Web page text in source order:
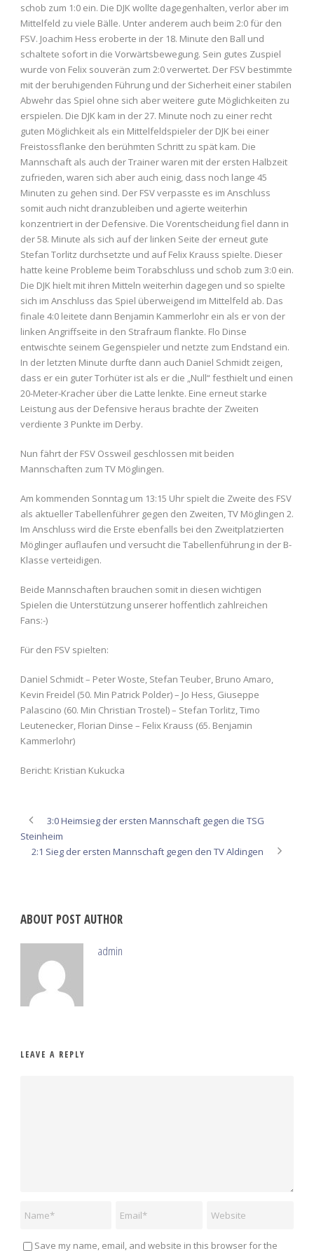
schob zum 1:0 ein. Die DJK wollte dagegenhalten, verlor aber im
Mittelfeld zu viele Bälle. Unter anderem auch beim 2:0 für den
FSV. Joachim Hess eroberte in der 18. Minute den Ball und
schaltete sofort in die Vorwärtsbewegung. Sein gutes Zuspiel
wurde von Felix souverän zum 2:0 verwertet. Der FSV bestimmte
mit der beruhigenden Führung und der Sicherheit einer stabilen
Abwehr das Spiel ohne sich aber weitere gute Möglichkeiten zu
erspielen. Die DJK kam in der 27. Minute noch zu einer recht
guten Möglichkeit als ein Mittelfeldspieler der DJK bei einer
Freistossflanke den berühmten Schritt zu spät kam. Die
Mannschaft als auch der Trainer waren mit der ersten Halbzeit
zufrieden, waren sich aber auch einig, dass noch lange 45
Minuten zu gehen sind. Der FSV verpasste es im Anschluss
somit auch nicht dranzubleiben und agierte weiterhin
konzentriert in der Defensive. Die Vorentscheidung fiel dann in
der 58. Minute als sich auf der linken Seite der erneut gute
Stefan Torlitz durchsetzte und auf Felix Krauss spielte. Dieser
hatte keine Probleme beim Torabschluss und schob zum 3:0 ein.
Die DJK hielt mit ihren Mitteln weiterhin dagegen und so spielte
sich im Anschluss das Spiel überweigend im Mittelfeld ab. Das
finale 4:0 leitete dann Benjamin Kammerlohr ein als er von der
linken Angriffseite in den Strafraum flankte. Flo Dinse
entwischte seinem Gegenspieler und netzte zum Endstand ein.
In der letzten Minute durfte dann auch Daniel Schmidt zeigen,
dass er ein guter Torhüter ist als er die „Null“ festhielt und einen
20-Meter-Kracher über die Latte lenkte. Eine erneut starke
Leistung aus der Defensive heraus brachte der Zweiten
verdiente 3 Punkte im Derby.
Nun fährt der FSV Ossweil geschlossen mit beiden
Mannschaften zum TV Möglingen.
Am kommenden Sonntag um 13:15 Uhr spielt die Zweite des FSV
als aktueller Tabellenführer gegen den Zweiten, TV Möglingen 2.
Im Anschluss wird die Erste ebenfalls bei den Zweitplatzierten
Möglinger auflaufen und versucht die Tabellenführung in der B-
Klasse verteidigen.
Beide Mannschaften brauchen somit in diesen wichtigen
Spielen die Unterstützung unserer hoffentlich zahlreichen
Fans:-)
Für den FSV spielten:
Daniel Schmidt – Peter Woste, Stefan Teuber, Bruno Amaro,
Kevin Freidel (50. Min Patrick Polder) – Jo Hess, Giuseppe
Palascino (60. Min Christian Trostel) – Stefan Torlitz, Timo
Leutenecker, Florian Dinse – Felix Krauss (65. Benjamin
Kammerlohr)
Bericht: Kristian Kukucka
3:0 Heimsieg der ersten Mannschaft gegen die TSG
Steinheim
2:1 Sieg der ersten Mannschaft gegen den TV Aldingen
ABOUT POST AUTHOR
admin
LEAVE A REPLY
Save my name, email, and website in this browser for the